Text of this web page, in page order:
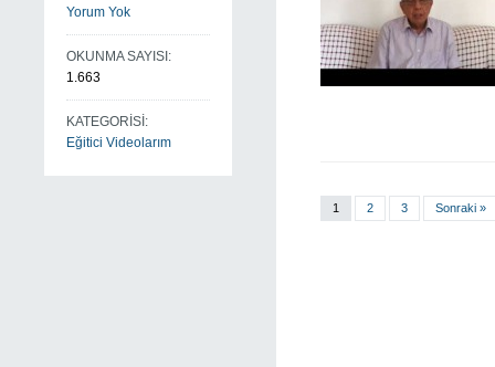
Yorum Yok
OKUNMA SAYISI:
1.663
KATEGORİSİ:
Eğitici Videolarım
1 2 3 Sonraki »